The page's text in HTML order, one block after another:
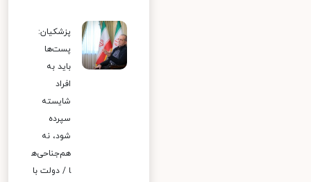
پزشکیان:
پست‌ها
باید به
افراد
شایسته
سپرده
شود، نه
هم‌جناحی‌ه
ا / دولت با